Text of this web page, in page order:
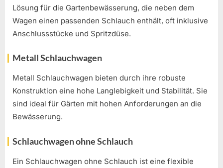
Lösung für die Gartenbewässerung, die neben dem
Wagen einen passenden Schlauch enthält, oft inklusive
Anschlussstücke und Spritzdüse.
Metall Schlauchwagen
Metall Schlauchwagen bieten durch ihre robuste
Konstruktion eine hohe Langlebigkeit und Stabilität. Sie
sind ideal für Gärten mit hohen Anforderungen an die
Bewässerung.
Schlauchwagen ohne Schlauch
Ein Schlauchwagen ohne Schlauch ist eine flexible